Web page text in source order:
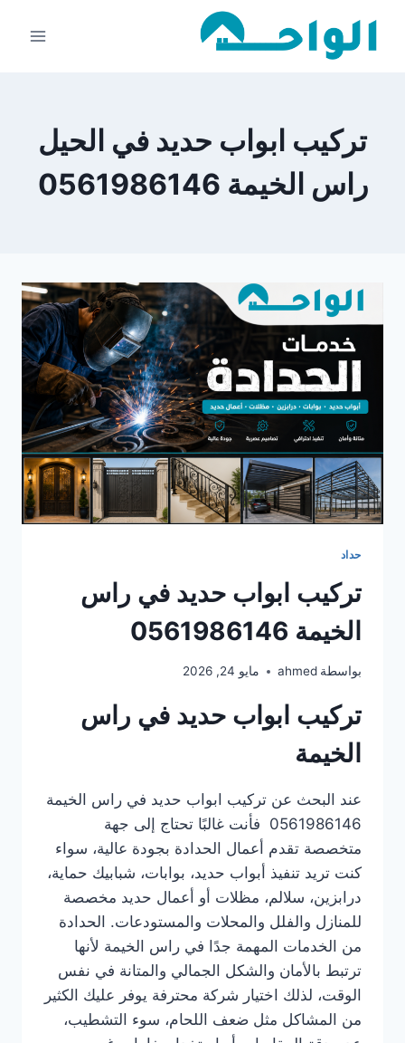
تركيب ابواب حديد في الحيل
راس الخيمة 0561986146
حداد
تركيب ابواب حديد في راس
الخيمة 0561986146
بواسطة ahmed مايو 24, 2026
تركيب ابواب حديد في راس
الخيمة
عند البحث عن تركيب ابواب حديد في راس الخيمة
0561986146 فأنت غالبًا تحتاج إلى جهة
متخصصة تقدم أعمال الحدادة بجودة عالية، سواء
كنت تريد تنفيذ أبواب حديد، بوابات، شبابيك حماية،
درابزين، سلالم، مظلات أو أعمال حديد مخصصة
للمنازل والفلل والمحلات والمستودعات. الحدادة
من الخدمات المهمة جدًا في راس الخيمة لأنها
ترتبط بالأمان والشكل الجمالي والمتانة في نفس
الوقت، لذلك اختيار شركة محترفة يوفر عليك الكثير
من المشاكل مثل ضعف اللحام، سوء التشطيب،